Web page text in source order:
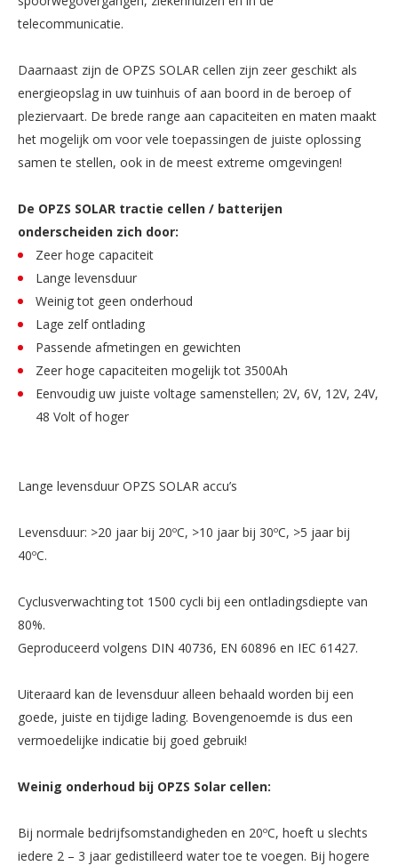
telecommunicatie.
Daarnaast zijn de OPZS SOLAR cellen zijn zeer geschikt als
energieopslag in uw tuinhuis of aan boord in de beroep of
pleziervaart. De brede range aan capaciteiten en maten maakt
het mogelijk om voor vele toepassingen de juiste oplossing
samen te stellen, ook in de meest extreme omgevingen!
De OPZS SOLAR tractie cellen / batterijen
onderscheiden zich door:
Zeer hoge capaciteit
Lange levensduur
Weinig tot geen onderhoud
Lage zelf ontlading
Passende afmetingen en gewichten
Zeer hoge capaciteiten mogelijk tot 3500Ah
Eenvoudig uw juiste voltage samenstellen; 2V, 6V, 12V, 24V,
48 Volt of hoger
Lange levensduur OPZS SOLAR accu’s
Levensduur: >20 jaar bij 20ºC, >10 jaar bij 30ºC, >5 jaar bij
40ºC.
Cyclusverwachting tot 1500 cycli bij een ontladingsdiepte van
80%.
Geproduceerd volgens DIN 40736, EN 60896 en IEC 61427.
Uiteraard kan de levensduur alleen behaald worden bij een
goede, juiste en tijdige lading. Bovengenoemde is dus een
vermoedelijke indicatie bij goed gebruik!
Weinig onderhoud bij OPZS Solar cellen:
Bij normale bedrijfsomstandigheden en 20ºC, hoeft u slechts
iedere 2 – 3 jaar gedistilleerd water toe te voegen. Bij hogere